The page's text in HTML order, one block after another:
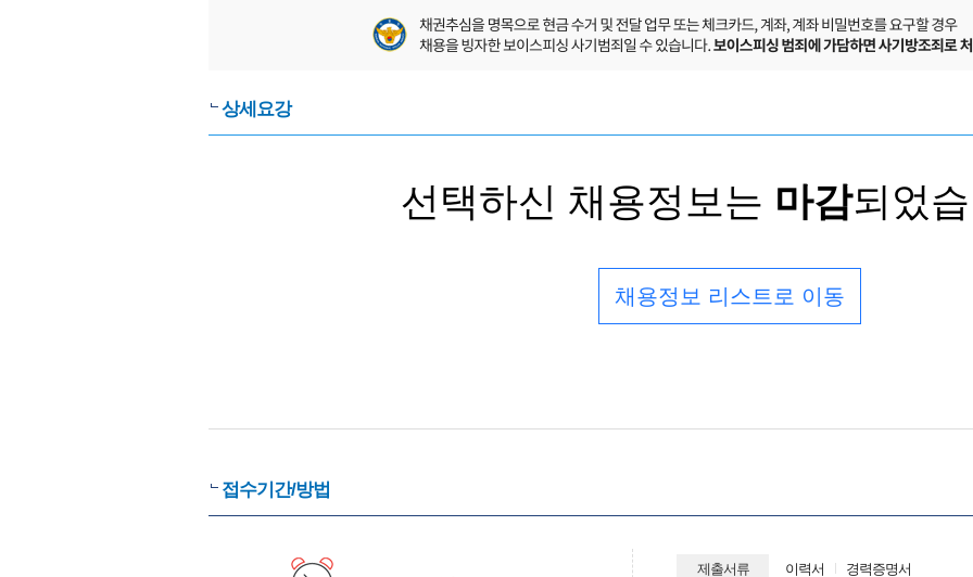
상세요강
선택하신 채용정보는 마감되었
채용정보 리스트로 이동
접수기간/방법
제출서류 이력서 경력증명서